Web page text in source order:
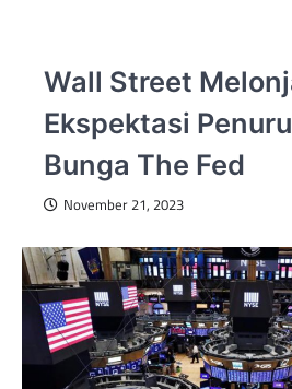
Wall Street
Ekspektasi
Bunga The Fed
November 21, 2023